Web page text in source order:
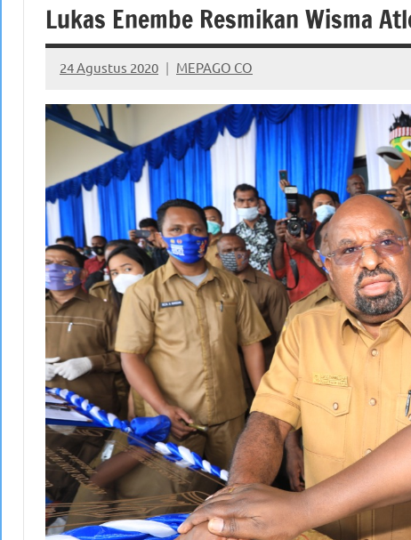
Lukas Enembe Resmikan Wisma
24 Agustus 2020 MEPAGO CO
No
comments